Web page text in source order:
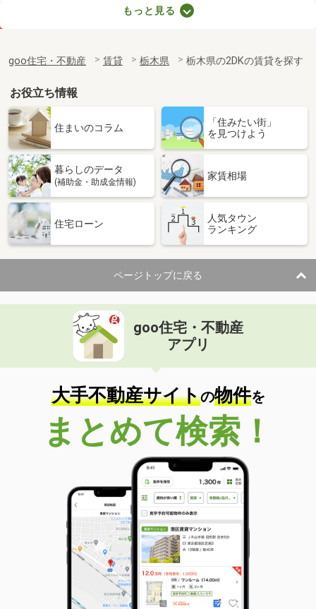
専有面積
51.3m²
栃木県宇都宮市茂原町
5.10万円
栃木県宇都宮市茂原町
専有面積
37.54m²
間取り
1LDK
栃木県宇都宮市栄町
価 格
7.50万円
専有面積 51.3m²
間取り
1LDK
栃木県足利市有楽町
価 格
栃木県足利市有楽町
専有面積
46.17m²
間取り
1LDK
栃木県佐野市植上町
4万円
栃木県佐野市植上町
専有面積 23.71m²
間取り
1K
栃木県下野市駅東１
価 格
4.30万円
住 所
栃木県下野市駅東１
専有面積 20.28m²
もっと見る
goo住宅・不動産 賃貸 栃木県 栃木県の2DKの賃貸を探す
お役立ち情報
住まいのコラム
「住みたい街」
を見つけよう
暮らしのデータ
(補助金・助成金情報)
家賃相場
住宅ローン
人気タウン
ランキング
ページトップに戻る
goo住宅・不動産
アプリ
大手不動産サイトの物件を
まとめて検索！